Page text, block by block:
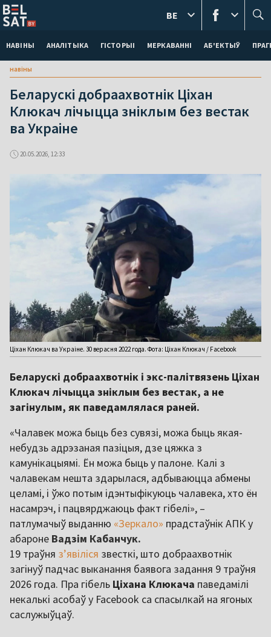
НАВІНЫ АНАЛІТЫКА ГІСТОРЫІ МЕРКАВАННI АБ'ЕКТЫЎ
BE
навіны
Беларускі добраахвотнік Ціхан
Клюкач лічыцца зніклым без вестак
ва Украіне
20.05.2026, 12:33
Ціхан Клюкач ва Украіне. 30 верасня 2022 года. Фота: Ціхан Клюкач / Facebook
Беларускі добраахвотнік і экс-палітвязень Ціхан
Клюкач лічыцца зніклым без вестак, а не
загінулым, як паведамлялася раней.
«Чалавек можа быць без сувязі, можа быць якая-
небудзь адрэзаная пазіцыя, дзе цяжка з
камунікацыямі. Ён можа быць у палоне. Калі з
чалавекам нешта здарылася, адбываюцца абмены
целамі, і ўжо потым ідэнтыфікуюць чалавека, хто ён
насамрэч, і пацвярджаюць факт гібелі», –
патлумачыў выданню «Зеркало» прадстаўнік АПК у
абароне Вадзім Кабанчук.
19 траўня з’явіліся звесткі, што добраахвотнік
загінуў падчас выканання баявога задання 9 траўня
2026 года. Пра гібель Ціхана Клюкача паведамілі
некалькі асобаў у Facebook са спасылкай на ягоных
саслужыўцаў.